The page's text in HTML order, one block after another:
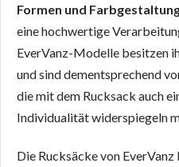
Formen und
eine hochwertige
EverVanz-Modelle besitzen
und sind dementsprechend
die mit dem Rucksack auch
Individualität widerspiegeln
Die Rucksäcke von